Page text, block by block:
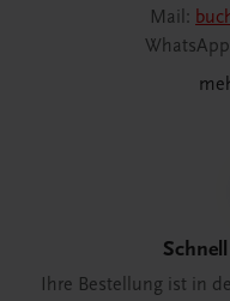
Mail:
Ihre Bestellung ist in